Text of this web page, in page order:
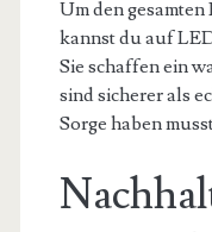
Um den
kannst du auf
Sie schaffen ein
sind sicherer als
Sorge haben